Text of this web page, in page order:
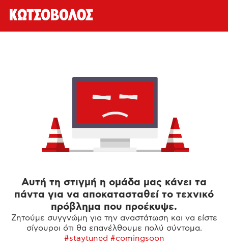
Αυτή τη στιγμή η ομάδα μας κάνει τα
πάντα για να αποκατασταθεί το τεχνικό
πρόβλημα που προέκυψε.
Ζητούμε συγγνώμη για την αναστάτωση και να είστε
σίγουροι ότι θα επανέλθουμε πολύ σύντομα.
#staytuned #comingsoon